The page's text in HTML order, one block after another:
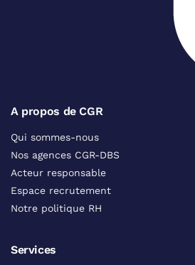
A propos de CGR
Qui sommes-nous
Nos agences CGR-DBS
Acteur responsable
Espace recrutement
Notre politique RH
Services